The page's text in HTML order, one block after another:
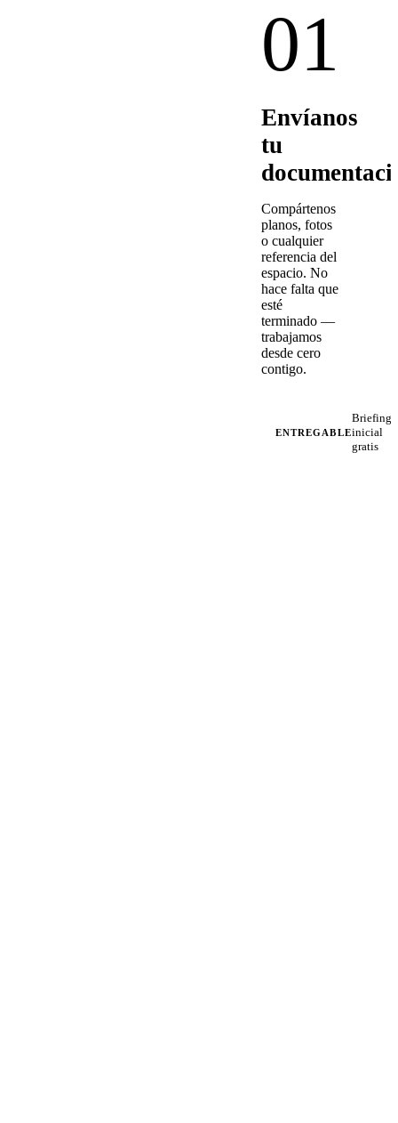
01
Envíanos
tu
Compártenos
planos, fotos
o cualquier
referencia del
espacio. No
hace falta que
esté
terminado —
trabajamos
desde cero
contigo.
ENTREGABLE
Briefing
inicial
gratis